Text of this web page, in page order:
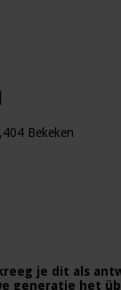
Bekeken
je dit als
generatie het